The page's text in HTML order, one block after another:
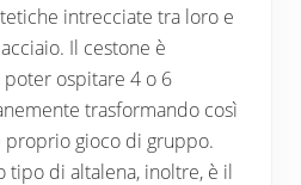
intrecciate tra loro e
Il cestone è
ospitare 4 o 6
trasformando così
proprio gioco di gruppo.
tipo di altalena, inoltre, è il